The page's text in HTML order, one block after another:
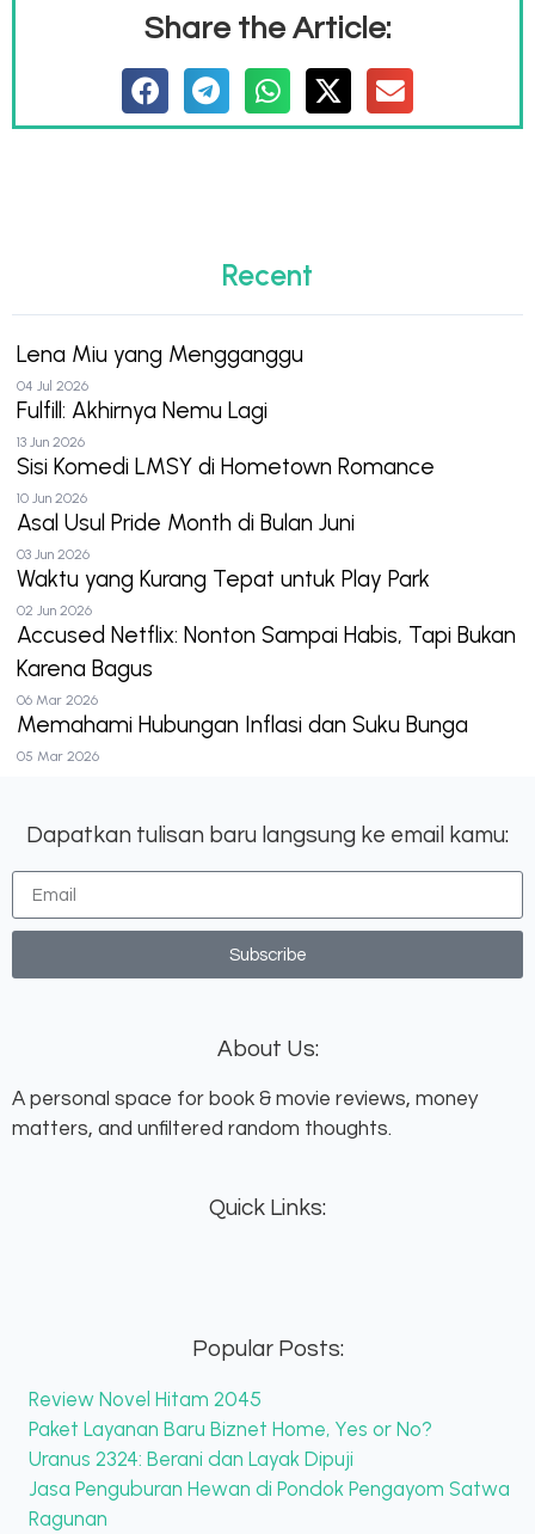
Share the Article:
Recent
Lena Miu yang Mengganggu
04 Jul 2026
Fulfill: Akhirnya Nemu Lagi
13 Jun 2026
Sisi Komedi LMSY di Hometown Romance
10 Jun 2026
Asal Usul Pride Month di Bulan Juni
03 Jun 2026
Waktu yang Kurang Tepat untuk Play Park
02 Jun 2026
Accused Netflix: Nonton Sampai Habis, Tapi Bukan
Karena Bagus
06 Mar 2026
Memahami Hubungan Inflasi dan Suku Bunga
05 Mar 2026
Dapatkan tulisan baru langsung ke email kamu:
Subscribe
About Us:
A personal space for book & movie reviews, money
matters, and unfiltered random thoughts.
Quick Links:
Popular Posts:
Review Novel Hitam 2045
Paket Layanan Baru Biznet Home, Yes or No?
Uranus 2324: Berani dan Layak Dipuji
Jasa Penguburan Hewan di Pondok Pengayom Satwa
Ragunan